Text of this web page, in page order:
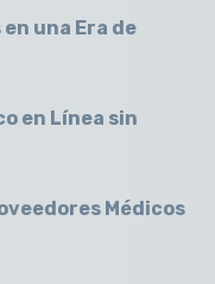
una Era de
en Línea sin
Médicos